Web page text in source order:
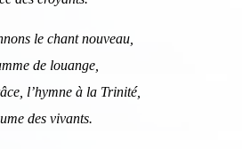
le chant nouveau,
de louange,
l’hymne à la Trinité,
des vivants.